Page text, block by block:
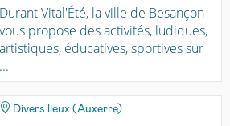
Durant Vital'Été, la ville de Besançon
vous propose des activités, ludiques,
artistiques, éducatives, sportives sur
...
Divers lieux (Auxerre)